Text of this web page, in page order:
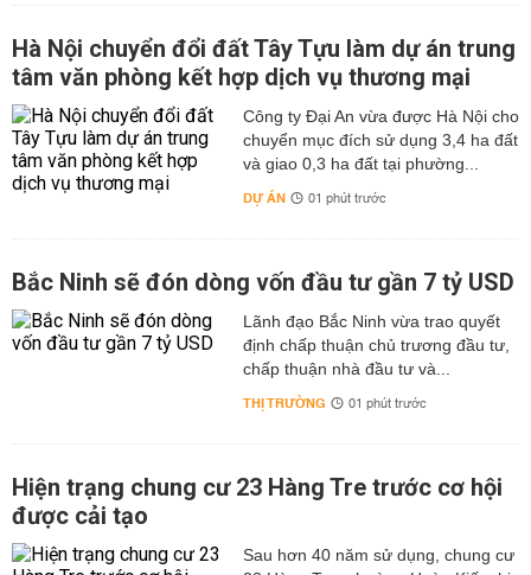
Hà Nội chuyển đổi đất Tây Tựu làm dự án trung
tâm văn phòng kết hợp dịch vụ thương mại
Công ty Đại An vừa được Hà Nội cho
chuyển mục đích sử dụng 3,4 ha đất
và giao 0,3 ha đất tại phường...
DỰ ÁN 01 phút trước
Bắc Ninh sẽ đón dòng vốn đầu tư gần 7 tỷ USD
Lãnh đạo Bắc Ninh vừa trao quyết
định chấp thuận chủ trương đầu tư,
chấp thuận nhà đầu tư và...
THỊ TRƯỜNG 01 phút trước
Hiện trạng chung cư 23 Hàng Tre trước cơ hội
được cải tạo
Sau hơn 40 năm sử dụng, chung cư